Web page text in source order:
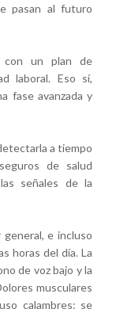
pasan al futuro
con un plan de
laboral. Eso sí,
fase avanzada y
a tiempo
de salud
señales de la
general, e incluso
horas del día. La
de voz bajo y la
musculares
calambres: se